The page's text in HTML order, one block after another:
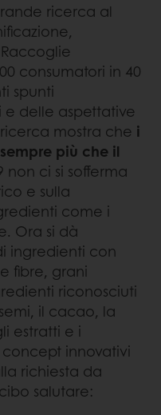
ricerca al
consumatori in 40
spunti
e delle aspettative
mostra che i
più che il
non ci si sofferma
e sulla
come i
Ora si dà
ingredienti con
fibre, grani
riconosciuti
il cacao, la
estratti e i
innovativi
richiesta da
salutare: